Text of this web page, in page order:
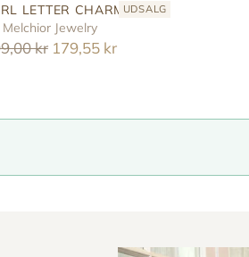
LETTER CHARMUDSALG
Melchior Jewelry
kr 179,55 kr